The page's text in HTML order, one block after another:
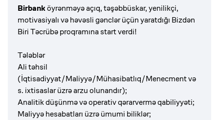
Birbanköyrənməyə açıq, təşəbbüskar, yenilikçi,
motivasiyalı və həvəsli gənclər üçün yaratdığı Bizdən
Biri Təcrübə proqramına start verdi!
Tələblər
Ali təhsil
(İqtisadiyyat/Maliyyə/Mühasibatlıq/Menecment və
s. ixtisaslar üzrə arzu olunandır);
Analitik düşünmə və operativ qərarvermə qabiliyyəti;
Maliyyə hesabatları üzrə ümumi biliklər;